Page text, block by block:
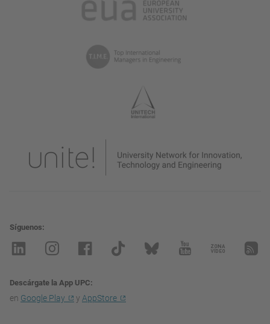
Síguenos
Descárgate la App UPC
en Google Play y AppStore